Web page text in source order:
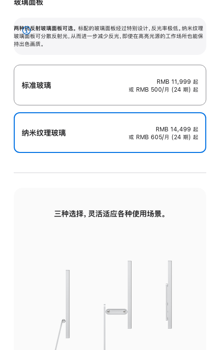
两种抗反射玻璃面板可选。 标配的玻璃面板经过特别设计，反光率极低。纳米纹理
玻璃面板可分散反射光，从而进一步减少反光，即使在高亮光源的工作场所也能保
持出色画质。
展
开
标准玻璃 RMB 11,999 起
或 RMB 500/月 (24 期) 起
纳米纹理玻璃 RMB 14,499 起
或 RMB 605/月 (24 期) 起
三种选择，灵活适应各种使用场景。